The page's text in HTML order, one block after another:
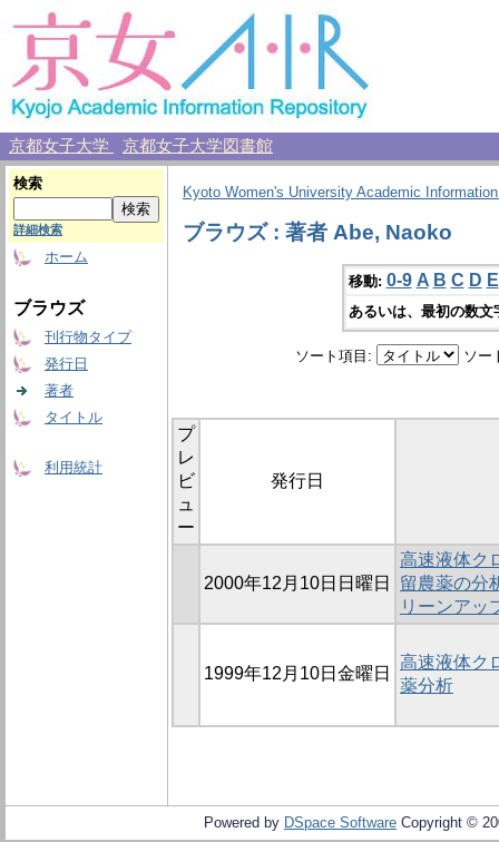
京都女子大学 京都女子大学図書館
検索
詳細検索
ホーム
ブラウズ
刊行物タイプ
発行日
著者
タイトル
利用統計
Kyoto Women's University Academic
ブラウズ : 著者 Abe, Naoko
移動: 0-9 A B C D E
あるいは、最初の数
ソート項目: ソー
プ
レ
ビ
ュ
ー
発行日
2000年12月10日日曜日
高速液体ク
留農薬の分
リーンアッ
1999年12月10日金曜日
高速液体ク
薬分析
Powered by DSpace Software Copyright ©